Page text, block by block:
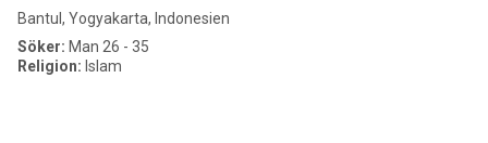
Bantul, Yogyakarta, Indonesien
Söker: Man 26 - 35
Religion: Islam